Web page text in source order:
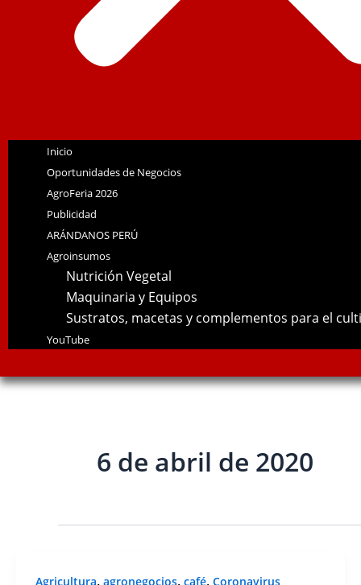
Inicio
Oportunidades de Negocios
AgroFeria 2026
Publicidad
ARÁNDANOS PERÚ
Agroinsumos
Nutrición Vegetal
Maquinaria y Equipos
Sustratos, macetas y complementos para el
YouTube
6 de abril de 2020
Agricultura, agronegocios, café, Coronavirus